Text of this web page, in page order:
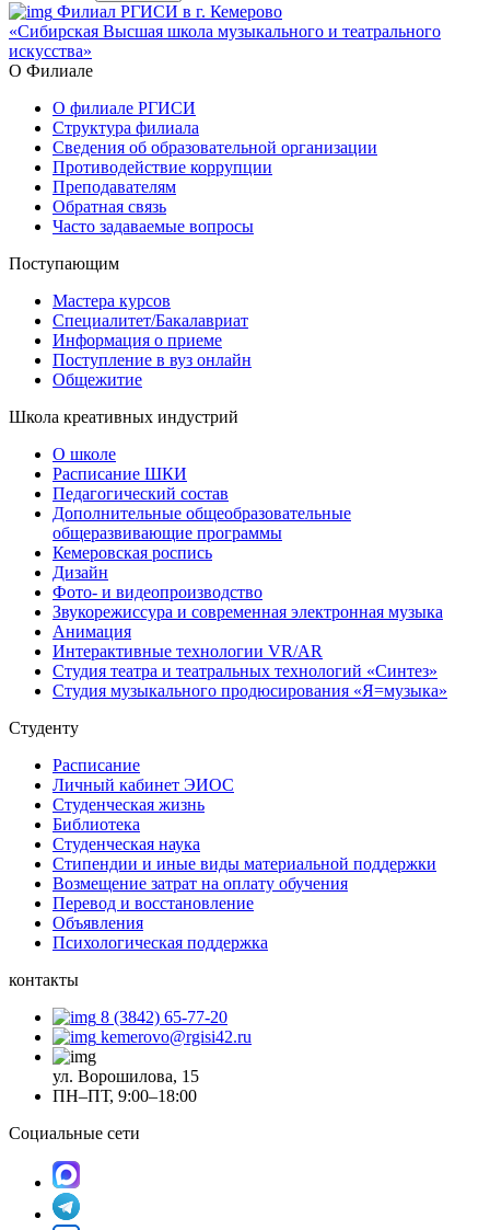
Филиал РГИСИ в г. Кемерово
«Сибирская Высшая школа музыкального и театрального
искусства»
О Филиале
О филиале РГИСИ
Структура филиала
Сведения об образовательной организации
Противодействие коррупции
Преподавателям
Обратная связь
Часто задаваемые вопросы
Поступающим
Мастера курсов
Специалитет/Бакалавриат
Информация о приеме
Поступление в вуз онлайн
Общежитие
Школа креативных индустрий
О школе
Расписание ШКИ
Педагогический состав
Дополнительные общеобразовательные
общеразвивающие программы
Кемеровская роспись
Дизайн
Фото- и видеопроизводство
Звукорежиссура и современная электронная музыка
Анимация
Интерактивные технологии VR/AR
Студия театра и театральных технологий «Синтез»
Студия музыкального продюсирования «Я=музыка»
Студенту
Расписание
Личный кабинет ЭИОС
Студенческая жизнь
Библиотека
Студенческая наука
Стипендии и иные виды материальной поддержки
Возмещение затрат на оплату обучения
Перевод и восстановление
Объявления
Психологическая поддержка
контакты
8 (3842) 65-77-20
kemerovo@rgisi42.ru
ул. Ворошилова, 15
ПН–ПТ, 9:00–18:00
Социальные сети